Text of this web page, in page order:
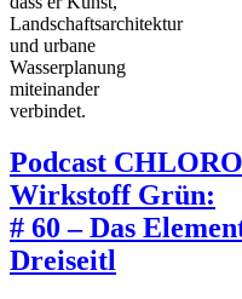
Landschaftsarchitektur
und urbane
Wasserplanung
miteinander
verbindet.
Podcast
Wirkstoff Grün:
# 60 – Das
Dreiseitl